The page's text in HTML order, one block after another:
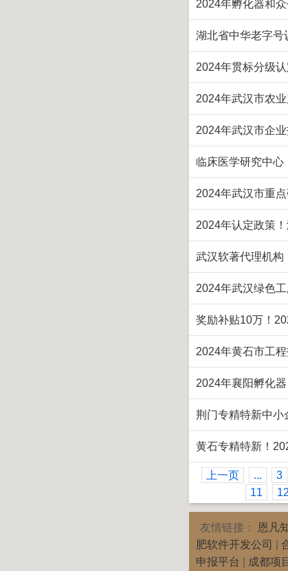
北省商业计划书代
2024年孵化器和
业孵化器和众创空
湖北省中华老字号
报条件、材料
2024年贯标分级
合贯标申报材料、
2024年武汉市农
定申报条件
2024年武汉市企
临床医学研究中心
学研究中心认定
2024年武汉市重
件、奖励补贴细则
2024年认定政策
报条件、奖励补贴
武汉软著代理机构
著作权申报材料及
2024年武汉绿色
绿色工厂申报条件
奖励补贴10万！
室申报条件
2024年黄石市工
件、材料
2024年襄阳孵化
化器申报条件、认
荆门专精特新中小
年荆门市专精特新
黄石专精特新！
中小企业申报条件
上一页 ... 3
11
12
友情链接： 恩凡
肥软件开发公司
申报平台
成都项